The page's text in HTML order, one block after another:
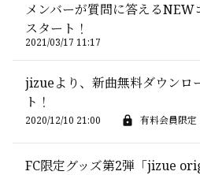
メンバーが質問に答える
スタート！
2021/03/17 11:17
jizueより、新曲無料ダウンロ
ト！
2020/12/10 21:00 有料会員限定
FC限定グッズ第2弾「jizue